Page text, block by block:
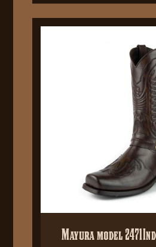
Mayura model